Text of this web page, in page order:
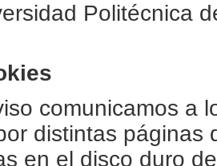
Politécnica
comunicamos a
distintas páginas
en el disco duro